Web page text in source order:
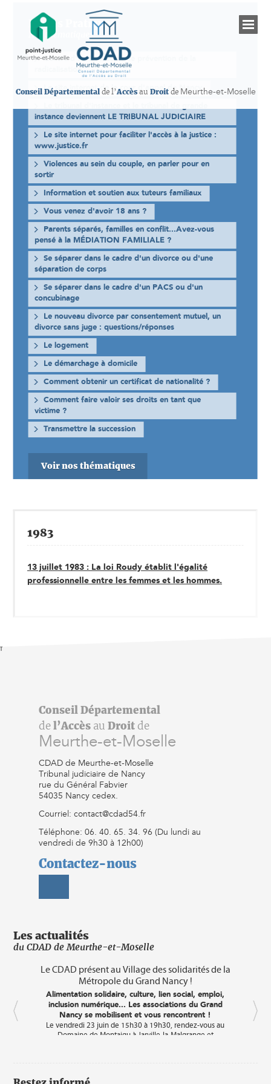
Conseil Départemental de l’Accès au Droit de Meurthe-et-Moselle
Présentation du CDAD de Meurthe-et-Moselle
Les établissements judiciaires
Informations sur les droits
Les professionnels de l’accès au droit
Permanences juridiques gratuites
Fiches Pratiques
Nos thématiques
Centre d'assistance et de prévention de la
radicalisation
Le site internet de la cour d'appel de Nancy
instance deviennent LE TRIBUNAL JUDICIAIRE
Le site internet pour faciliter l'accès à la justice :
www.justice.fr
Violences au sein du couple, en parler pour en
sortir
Information et soutien aux tuteurs familiaux
Vous venez d'avoir 18 ans ?
Parents séparés, familles en conflit...Avez-vous
pensé à la MÉDIATION FAMILIALE ?
Se séparer dans le cadre d'un divorce ou d'une
séparation de corps
Se séparer dans le cadre d'un PACS ou d'un
concubinage
Le nouveau divorce par consentement mutuel, un
divorce sans juge : questions/réponses
Le logement
Le démarchage à domicile
Comment obtenir un certificat de nationalité ?
Comment faire valoir ses droits en tant que
victime ?
Transmettre la succession
Voir nos thématiques
1983
13 juillet 1983 : La loi Roudy établit l'égalité
professionnelle entre les femmes et les hommes.
f
Conseil Départemental
del’Accès au Droit de
Meurthe-et-Moselle
CDAD de Meurthe-et-Moselle
Tribunal judiciaire de Nancy
rue du Général Fabvier
54035 Nancy cedex.
Courriel: contact@cdad54.fr
Téléphone: 06. 40. 65. 34. 96 (Du lundi au
vendredi de 9h30 à 12h00)
Contactez-nous
Les actualités
du CDAD de Meurthe-et-Moselle
Le CDAD présent au Village des solidarités de la
Métropole du Grand Nancy !
Alimentation solidaire, culture, lien social, emploi,
inclusion numérique... Les associations du Grand
Nancy se mobilisent et vous rencontrent !
Le vendredi 23 juin de 15h30 à 19h30, rendez-vous au
Domaine de Montaigu à Jarville-la-Malgrange et